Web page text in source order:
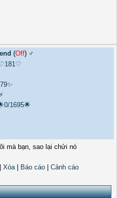
(Off) ♂️
1695🌟
mà bạn, sao lại chửi nó
Xóa| Báo cáo
Cảnh cáo